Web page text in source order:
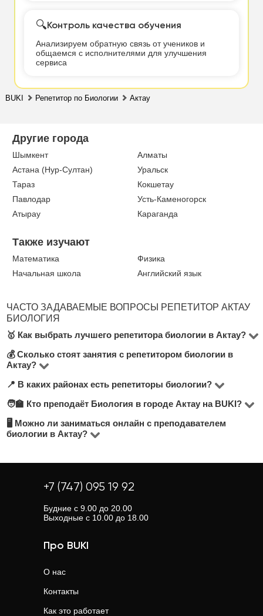
🔍Контроль качества обучения
Анализируем обратную связь от учеников и
общаемся с исполнителями для улучшения
сервиса
BUKI Репетитор по Биологии Актау
Другие города
Шымкент
Алматы
Астана (Нур-Султан)
Уральск
Тараз
Кокшетау
Павлодар
Усть-Каменогорск
Атырау
Караганда
Также изучают
Математика
Физика
Начальная школа
Английский язык
ЧАСТО ЗАДАВАЕМЫЕ ВОПРОСЫ РЕПЕТИТОР АКТАУ
БИОЛОГИЯ
🥇 Как выбрать лучшего репетитора биологии в Актау?
На платформе BUKI представлено 2 преподавателей
Биология в городе Актау. Обратите внимание на
стоимость занятий, количество положительных
отзывов, опыт преподавания, диплом об
образовании и удобный район. Мы рекомендуем
выбирать репетитора, предлагающего бесплатный
💰 Сколько стоят занятия с репетитором биологии в
Актау?
Цена зависит от уровня преподавания, опыта
учителя и формата (очно или онлайн). В среднем
цены указаны в анкетах преподавателей.
📍 В каких районах есть репетиторы биологии?
На платформе BUKI вы найдете преподавателей
почти во всех районах города Актау. Вы можете
выбрать занятия в удобном районе или онлайн — при
🧑‍🏫 Кто преподаёт Биология в городе Актау на BUKI?
Наши репетиторы — это опытные преподаватели,
студенты старших курсов, университетские
и рейтингами, чтобы выбрать лучшего.
🖥 Можно ли заниматься онлайн с преподавателем
биологии в Актау?
график или нет возможности посещать очные уроки.
+7 (747) 095 19 92
Будние с 9.00 до 20.00
Выходные с 10.00 до 18.00
Про BUKI
О нас
Контакты
Как это работает